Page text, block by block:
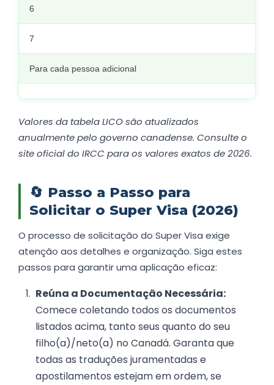
6
7
Para cada pessoa adicional
Valores da tabela LICO são atualizados
anualmente pelo governo canadense. Consulte o
site oficial do IRCC para os valores exatos de 2026.
🔄 Passo a Passo para
Solicitar o Super Visa (2026)
O processo de solicitação do Super Visa exige
atenção aos detalhes e organização. Siga estes
passos para garantir uma aplicação eficaz:
Reúna a Documentação Necessária:
Comece coletando todos os documentos
listados acima, tanto seus quanto do seu
filho(a)/neto(a) no Canadá. Garanta que
todas as traduções juramentadas e
apostilamentos estejam em ordem, se